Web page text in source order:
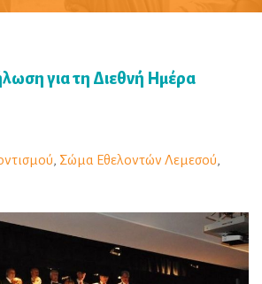
για τη Διεθνή Ημέρα
, Σώμα Εθελοντών Λεμεσού,